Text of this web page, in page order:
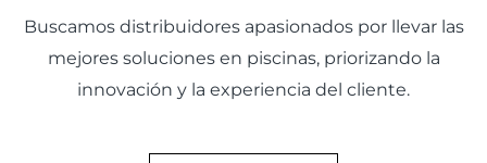
Buscamos distribuidores apasionados por llevar las
mejores soluciones en piscinas, priorizando la
innovación y la experiencia del cliente.